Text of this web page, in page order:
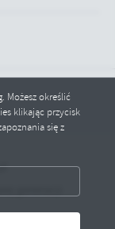
Możesz określić
klikając przycisk
się z